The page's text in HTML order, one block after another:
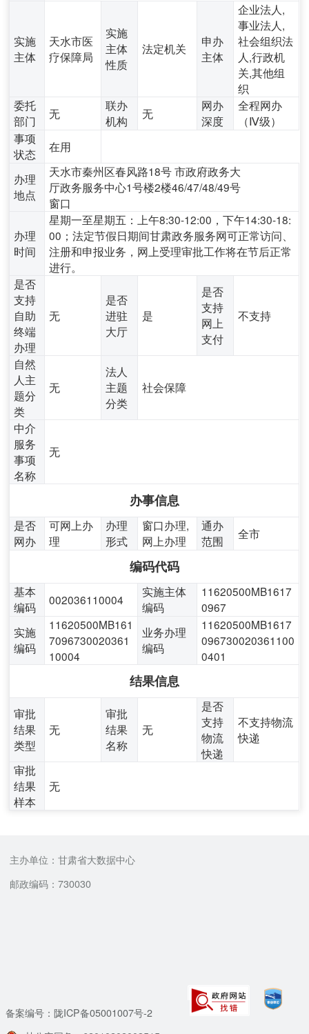
实施
主体
天水市医
疗保障局
实施
主体
性质
法定机关
申办
主体
企业法人,
事业法人,
社会组织法
人,行政机
关,其他组
织
委托
部门
无
联办
机构
无
网办
深度
全程网办
（Ⅳ级）
事项
状态
在用
办理
地点
天水市秦州区春风路18号 市政府政务大
厅政务服务中心1号楼2楼46/47/48/49号
窗口
办理
时间
星期一至星期五：上午8:30-12:00，下午14:30-18:
00；法定节假日期间甘肃政务服务网可正常访问、
注册和申报业务，网上受理审批工作将在节后正常
进行。
是否
支持
自助
终端
办理
无
是否
进驻
大厅
是
是否
支持
网上
支付
不支持
自然
人主
题分
类
无
法人
主题
分类
社会保障
中介
服务
事项
名称
无
办事信息
是否
网办
可网上办
理
办理
形式
窗口办理,
网上办理
通办
范围
全市
编码代码
基本
编码
002036110004
实施主体
编码
11620500MB1617
0967
实施
编码
11620500MB161
7096730020361
10004
业务办理
编码
11620500MB1617
096730020361100
0401
结果信息
审批
结果
类型
无
审批
结果
名称
无
是否
支持
物流
快递
不支持物流
快递
审批
结果
样本
无
主办单位：甘肃省大数据中心
邮政编码：730030
备案编号：陇ICP备05001007号-2